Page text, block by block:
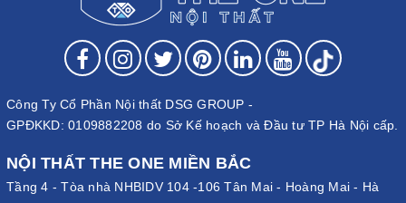
Công Ty Cổ Phần Nội thất DSG GROUP -
GPĐKKD: 0109882208 do Sở Kế hoạch và Đầu tư TP Hà Nội cấp.
NỘI THẤT THE ONE MIỀN BẮC
Tầng 4 - Tòa nhà NHBIDV 104 -106 Tân Mai - Hoàng Mai - Hà